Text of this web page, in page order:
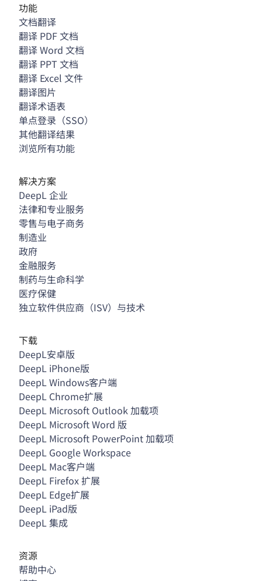
功能
文档翻译
翻译 PDF 文档
翻译 Word 文档
翻译 PPT 文档
翻译 Excel 文件
翻译图片
翻译术语表
单点登录（SSO）
其他翻译结果
浏览所有功能
解决方案
DeepL 企业
法律和专业服务
零售与电子商务
制造业
政府
金融服务
制药与生命科学
医疗保健
独立软件供应商（ISV）与技术
下载
DeepL安卓版
DeepL iPhone版
DeepL Windows客户端
DeepL Chrome扩展
DeepL Microsoft Outlook 加载项
DeepL Microsoft Word 版
DeepL Microsoft PowerPoint 加载项
DeepL Google Workspace
DeepL Mac客户端
DeepL Firefox 扩展
DeepL Edge扩展
DeepL iPad版
DeepL 集成
资源
帮助中心